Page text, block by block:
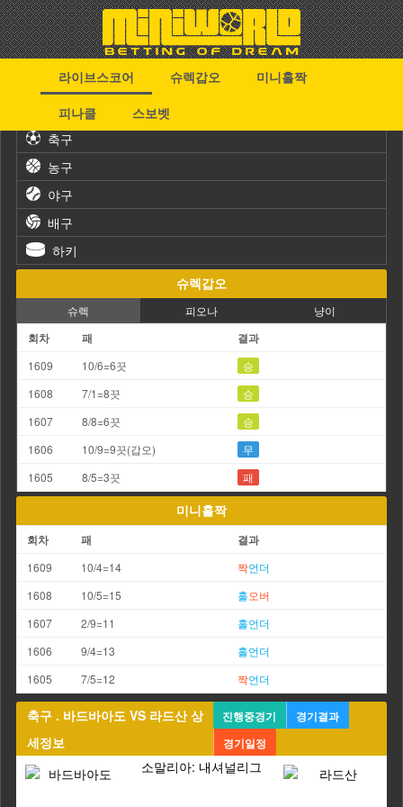
라이브스코어 슈렉갑오
미니홀짝
피나클
스보벳
축구
농구
야구
배구
하키
슈렉갑오
슈렉 피오나 냥이
회차 패 결과
1609 10/6=6끗
승
1608
7/1=8끗
승
1607
8/8=6끗
승
1606
10/9=9끗(갑오)
무
1605
8/5=3끗 패
미니홀짝
회차 패 결과
1609 10/4=14 짝언더
1608
10/5=15 홀오버
1607
2/9=11 홀언더
1606
9/4=13 홀언더
1605
7/5=12 짝언더
축구 . 바드바아도 VS 라드산 상
세정보
진행중경기
경기결과
경기일정
소말리아: 내셔널리그